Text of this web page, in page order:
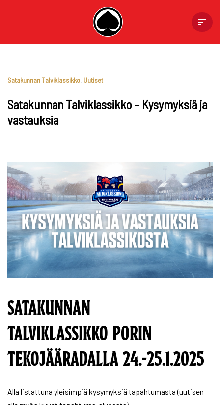
Satakunnan Talviklassikko – Kysymyksiä ja
vastauksia
Satakunnan Talviklassikko, Uutiset
SATAKUNNAN
TALVIKLASSIKKO PORIN
TEKOJÄÄRADALLA 24.-25.1.2025
Alla listattuna yleisimpiä kysymyksiä tapahtumasta (uutisen